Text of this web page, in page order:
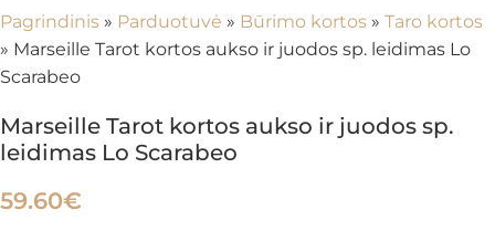
Pagrindinis » Parduotuvė » Būrimo kortos » Taro kortos
» Marseille Tarot kortos aukso ir juodos sp. leidimas Lo
Scarabeo
Marseille Tarot kortos aukso ir juodos sp.
leidimas Lo Scarabeo
59.60€